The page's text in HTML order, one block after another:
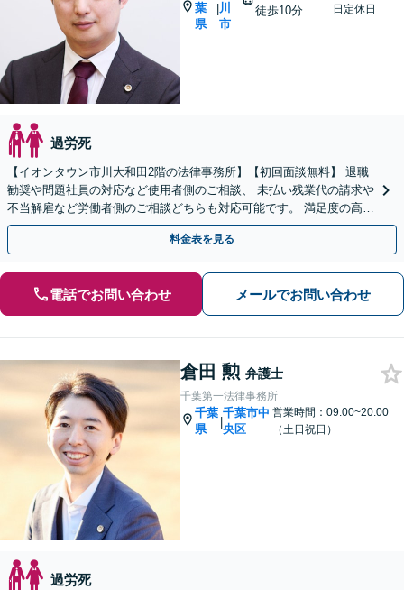
葉
県
|川
市
徒歩10分
日定休日
過労死
【イオンタウン市川大和田2階の法律事務所】【初回面談無料】 退職
勧奨や問題社員の対応など使用者側のご相談、 未払い残業代の請求や
不当解雇など労働者側のご相談どちらも対応可能です。 満足度の高い
解決を目指します。【電話相談可】
料金表を見る
電話でお問い合わせ メールでお問い合わせ
倉田 勲 弁護士
千葉第一法律事務所
千葉
県
|
千葉市中
央区
営業時間：09:00~20:00
（土日祝日）
過労死